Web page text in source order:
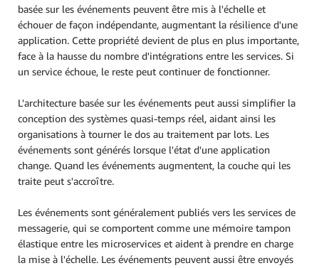
basée sur les événements peuvent être mis à l'échelle et
échouer de façon indépendante, augmentant la résilience d'une
application. Cette propriété devient de plus en plus importante,
face à la hausse du nombre d'intégrations entre les services. Si
un service échoue, le reste peut continuer de fonctionner.
L'architecture basée sur les événements peut aussi simplifier la
conception des systèmes quasi-temps réel, aidant ainsi les
organisations à tourner le dos au traitement par lots. Les
événements sont générés lorsque l'état d'une application
change. Quand les événements augmentent, la couche qui les
traite peut s'accroître.
Les événements sont généralement publiés vers les services de
messagerie, qui se comportent comme une mémoire tampon
élastique entre les microservices et aident à prendre en charge
la mise à l'échelle. Les événements peuvent aussi être envoyés